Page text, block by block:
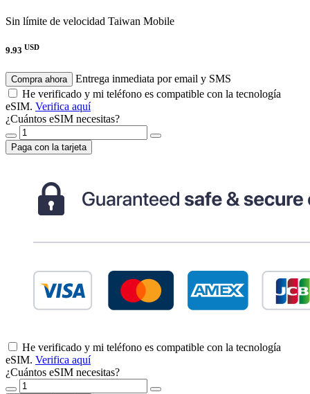
Sin límite de velocidad Taiwan Mobile
9.93 USD
Compra ahora
Entrega inmediata por email y SMS
He verificado y mi teléfono es compatible con la tecnología
eSIM. Verifica aquí
¿Cuántos eSIM necesitas?
Paga con la tarjeta
He verificado y mi teléfono es compatible con la tecnología
eSIM. Verifica aquí
¿Cuántos eSIM necesitas?